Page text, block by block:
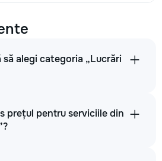
alegi categoria „Lucrări
prețul pentru serviciile din